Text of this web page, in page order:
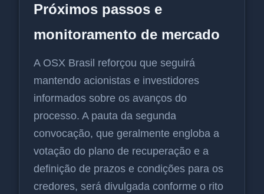
Próximos passos e
monitoramento de mercado
A OSX Brasil reforçou que seguirá
mantendo acionistas e investidores
informados sobre os avanços do
processo. A pauta da segunda
convocação, que geralmente engloba a
votação do plano de recuperação e a
definição de prazos e condições para os
credores, será divulgada conforme o rito